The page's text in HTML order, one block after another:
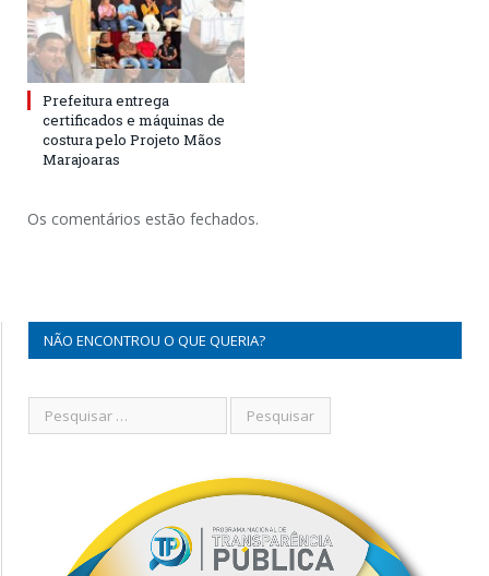
Prefeitura entrega
certificados e máquinas de
costura pelo Projeto Mãos
Marajoaras
Os comentários estão fechados.
NÃO ENCONTROU O QUE QUERIA?